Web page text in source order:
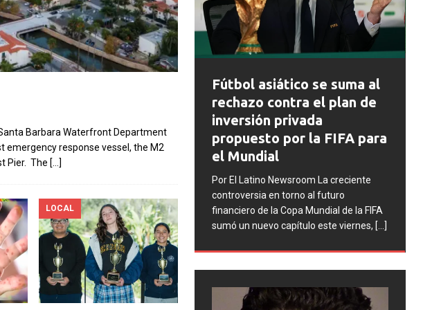
Barbara Waterfront Department
emergency response vessel, the M2
Pier. The […]
LOCAL
más
o
Fútbol asiático se suma al
rechazo contra el plan de
propuesto por la FIFA para
el Mundial
Por El Latino Newsroom La creciente
financiero de la Copa Mundial de la FIFA
sumó un nuevo capítulo este viernes,[...]
FIFA abre expedientes
disciplinarios contra
Argentina tras los
incidentes en la final
Mundial 2026
Por El Latino Newsroom La FIFA
una serie de procesos
contra la Asociación del Fútbol
Argentino (AFA), cuatro